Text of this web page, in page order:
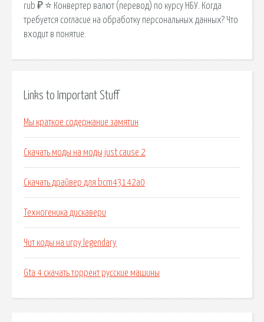
rub ₽ ⭐️ Конвертер валют (перевод) по курсу НБУ. Когда
требуется согласие на обработку персональных данных? Что
входит в понятие.
Links to Important Stuff
Мы краткое содержание замятин
Скачать моды на моды just cause 2
Скачать драйвер для bcm43142a0
Техногеника дискавери
Чит коды на игру legendary
Gta 4 скачать торрент русские машины